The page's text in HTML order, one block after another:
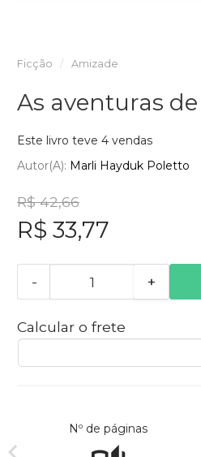
Ficção Amizade
As aventuras de
Este livro teve 4 vendas
Autor(a): Marli Hayduk Poletto
R$ 42,66
R$ 33,77
- +
Calcular o frete
Nº de páginas